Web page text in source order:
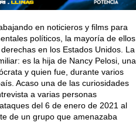
en noticieros y films para
políticos, la mayoría de ellos
en los Estados Unidos. La
es la hija de Nancy Pelosi, una
y quien fue, durante varios
Acaso una de las curiosidades
a varias personas
del 6 de enero de 2021 al
de un grupo que amenazaba